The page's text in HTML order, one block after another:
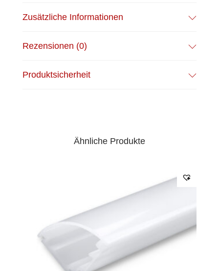
Zusätzliche Informationen
Rezensionen (0)
Produktsicherheit
Ähnliche Produkte